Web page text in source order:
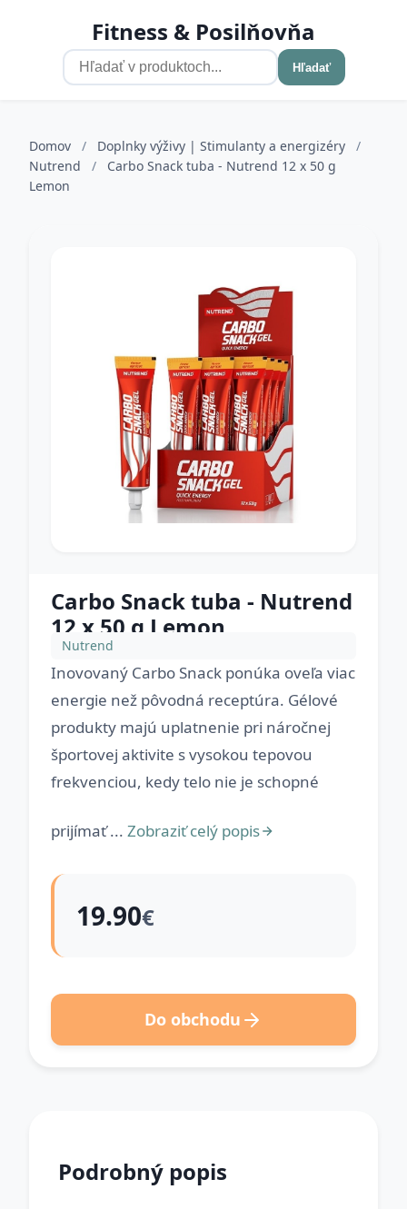
Fitness & Posilňovňa
Hľadať
Domov / Doplnky výživy | Stimulanty a energizéry
/
Nutrend
/
Carbo Snack tuba - Nutrend 12 x 50 g
Lemon
Carbo Snack tuba - Nutrend
12 x 50 g Lemon
Nutrend
Inovovaný Carbo Snack ponúka oveľa viac
energie než pôvodná receptúra. Gélové
produkty majú uplatnenie pri náročnej
športovej aktivite s vysokou tepovou
frekvenciou, kedy telo nie je schopné
prijímať ... Zobraziť celý popis
19.90€
Do obchodu
Podrobný popis